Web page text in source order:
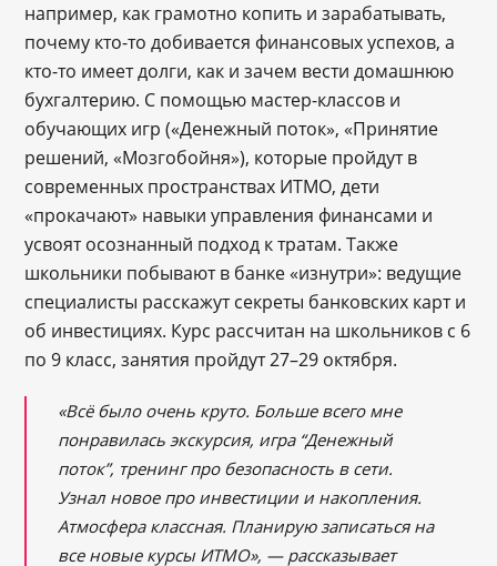
например, как грамотно копить и зарабатывать,
почему кто-то добивается финансовых успехов, а
кто-то имеет долги, как и зачем вести домашнюю
бухгалтерию. С помощью мастер-классов и
обучающих игр («Денежный поток», «Принятие
решений, «Мозгобойня»), которые пройдут в
современных пространствах ИТМО, дети
«прокачают» навыки управления финансами и
усвоят осознанный подход к тратам. Также
школьники побывают в банке «изнутри»: ведущие
специалисты расскажут секреты банковских карт и
об инвестициях. Курс рассчитан на школьников с 6
по 9 класс, занятия пройдут 27–29 октября.
«Всё было очень круто. Больше всего мне
понравилась экскурсия, игра “Денежный
поток”, тренинг про безопасность в сети.
Узнал новое про инвестиции и накопления.
Атмосфера классная. Планирую записаться на
все новые курсы ИТМО», — рассказывает